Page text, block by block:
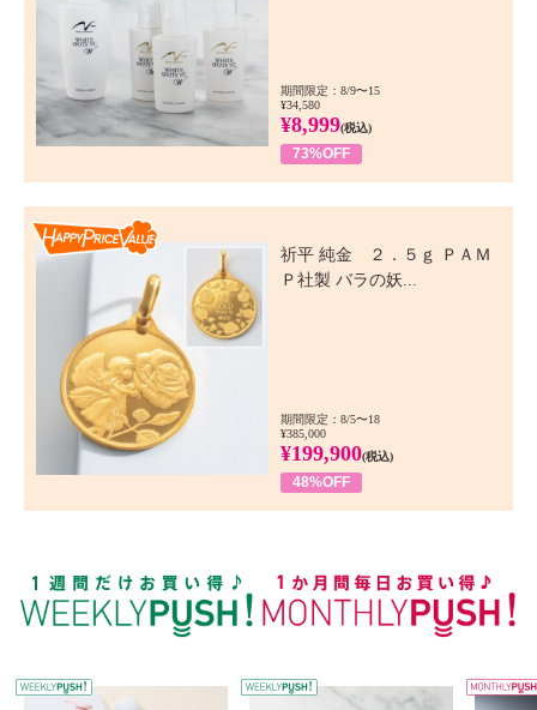
期間限定：8/9〜15
¥34,580
¥8,999(税込)
73%OFF
祈平 純金 ２．５ｇ ＰＡＭ
Ｐ社製 バラの妖...
期間限定：8/5〜18
¥385,000
¥199,900(税込)
48%OFF
WEEKLY PUSH